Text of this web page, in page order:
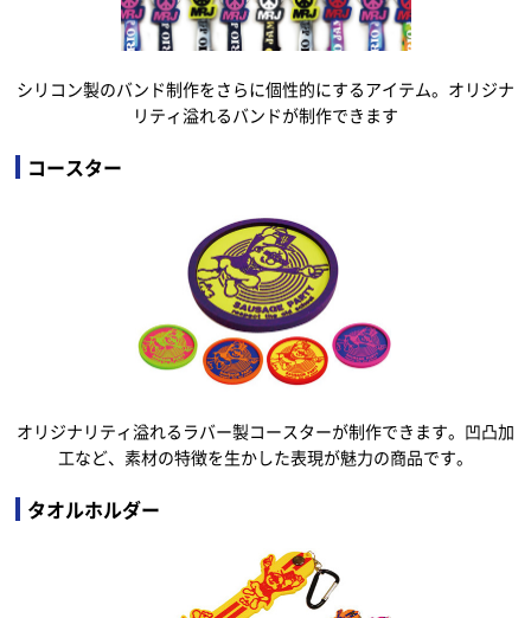
シリコン製のバンド制作をさらに個性的にするアイテム。オリジナ
リティ溢れるバンドが制作できます
コースター
オリジナリティ溢れるラバー製コースターが制作できます。凹凸加
工など、素材の特徴を生かした表現が魅力の商品です。
タオルホルダー